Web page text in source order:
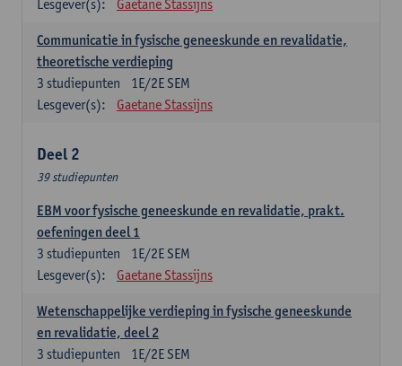
Lesgever(s):
Gaetane Stassijns
Communicatie in fysische geneeskunde en revalidatie,
theoretische verdieping
1E/2E SEM
3 studiepunten
Lesgever(s):
Gaetane Stassijns
Deel 2
39 studiepunten
EBM voor fysische geneeskunde en revalidatie, prakt.
oefeningen deel 1
1E/2E SEM
3 studiepunten
Lesgever(s):
Gaetane Stassijns
Wetenschappelijke verdieping in fysische geneeskunde
en revalidatie, deel 2
1E/2E SEM
3 studiepunten